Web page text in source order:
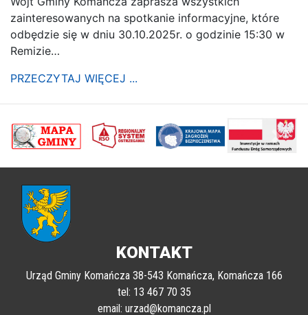
zainteresowanych na spotkanie informacyjne, które
odbędzie się w dniu 30.10.2025r. o godzinie 15:30 w
Remizie…
PRZECZYTAJ WIĘCEJ ...
poprzednii
KONTAKT
Urząd Gminy Komańcza 38-543 Komańcza, Komańcza 166
tel: 13 467 70 35